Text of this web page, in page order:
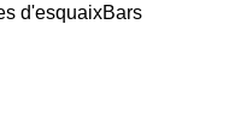
d'esquaixBars